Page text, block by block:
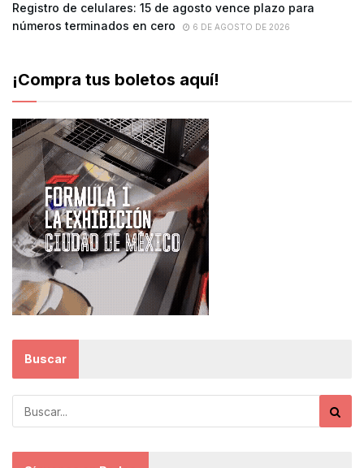
Registro de celulares: 15 de agosto vence plazo para
números terminados en cero
6 DE AGOSTO DE 2026
¡Compra tus boletos aquí!
Buscar